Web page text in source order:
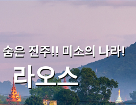
은 진주!! 미소의 나라!
라오스